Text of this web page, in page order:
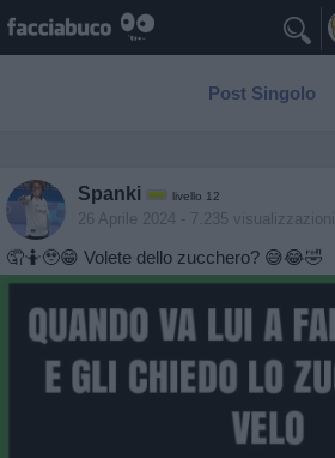
Post Singolo
Spanki livello 12
26 Aprile 2024 - 7.235 visualizzazioni
🤦🤷🥹😁 Volete dello zucchero? 😅😂🤣